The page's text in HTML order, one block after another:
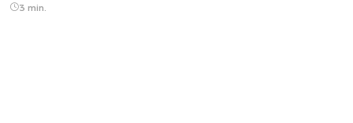
3 min.